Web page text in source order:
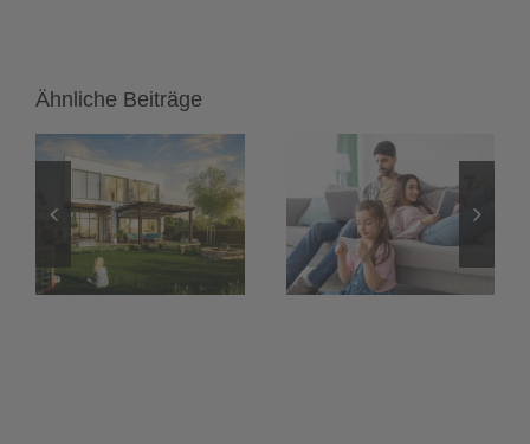
Ähnliche Beiträge
Heimnetzwerk
einrichten:
Das
unsichtbare
Fundament
für dein KNX
und LED-
Spots:
Flimmerfreies
Dimmen mit
24-Volt-